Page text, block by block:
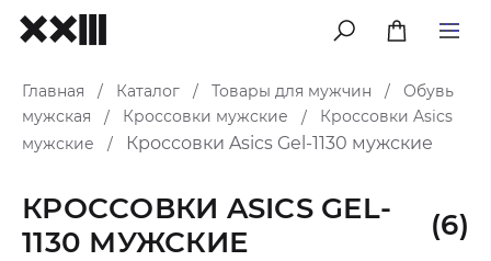
меню
Главная / Каталог / Товары для мужчин /
Обувь
мужская
/ Кроссовки мужские /
Кроссовки Asics
мужские
/ Кроссовки Asics Gel-1130 мужские
КРОССОВКИ ASICS GEL-
1130 МУЖСКИЕ
(6)